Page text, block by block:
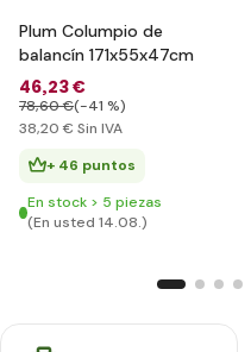
Plum Columpio de
balancín 171x55x47cm
46,23 €
78,60 €(-41 %)
38,20 € Sin IVA
+ 46 puntos
En stock > 5 piezas
(En usted 14.08.)